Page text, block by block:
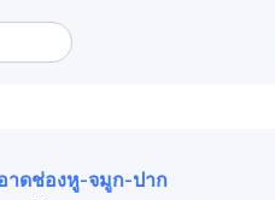
าดช่องหู-จมูก-ปาก